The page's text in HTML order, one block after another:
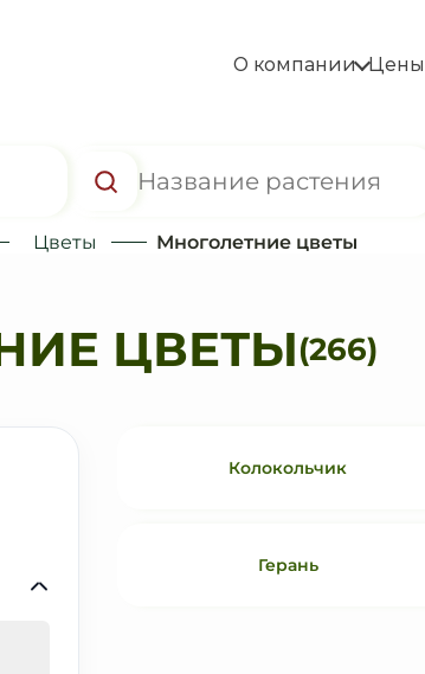
О компании Цены
Цветы Многолетние цветы
ЦВЕТЫ(266)
Колокольчик
Герань